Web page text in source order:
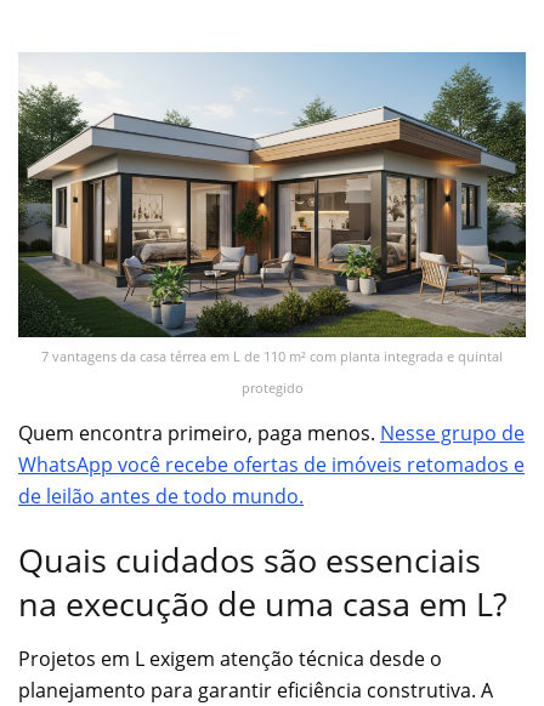
7 vantagens da casa térrea em L de 110 m² com planta integrada e quintal
protegido
Quem encontra primeiro, paga menos. Nesse grupo de
WhatsApp você recebe ofertas de imóveis retomados e
de leilão antes de todo mundo.
Quais cuidados são essenciais
na execução de uma casa em L?
Projetos em L exigem atenção técnica desde o
planejamento para garantir eficiência construtiva. A